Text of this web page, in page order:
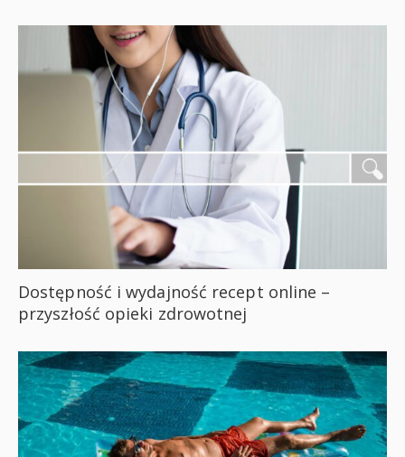
Dostępność i wydajność recept online –
przyszłość opieki zdrowotnej